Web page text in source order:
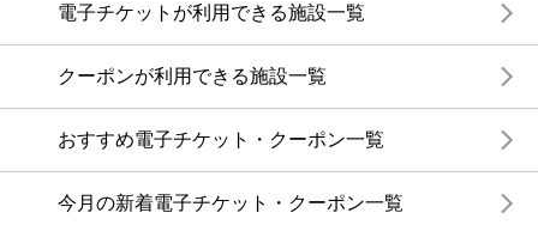
電子チケットが利用できる施設一覧
クーポンが利用できる施設一覧
おすすめ電子チケット・クーポン一覧
今月の新着電子チケット・クーポン一覧